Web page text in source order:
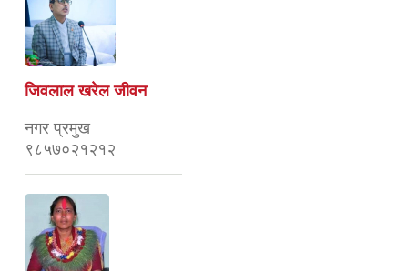
जिवलाल खरेल जीवन
नगर प्रमुख
९८५७०२१२१२